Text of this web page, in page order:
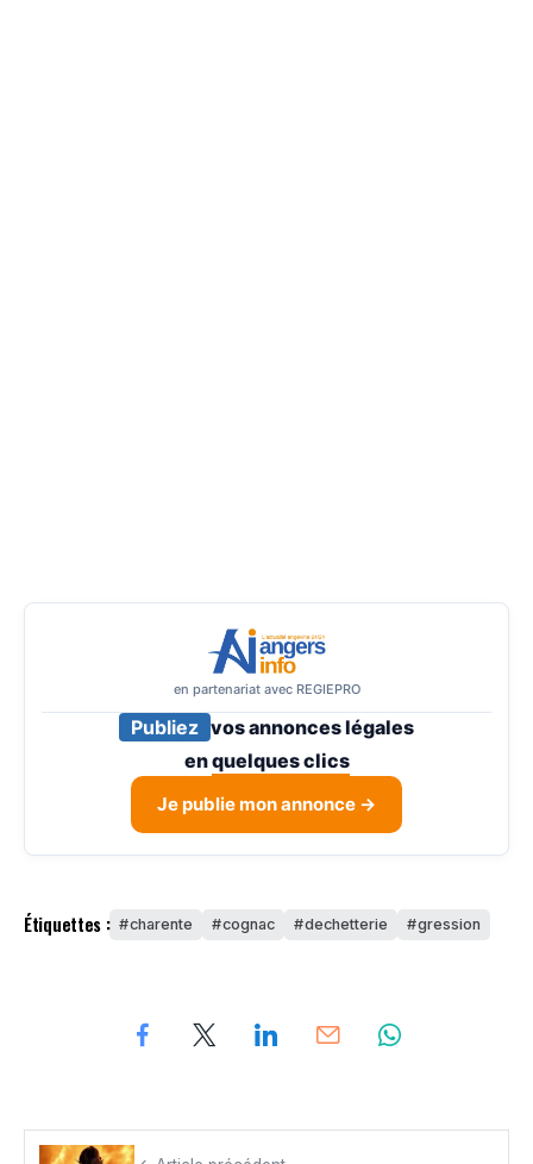
en partenariat avec REGIEPRO
Publiez vos annonces légales
enquelques clics
Je publie mon annonce →
Étiquettes : charente cognac dechetterie gression